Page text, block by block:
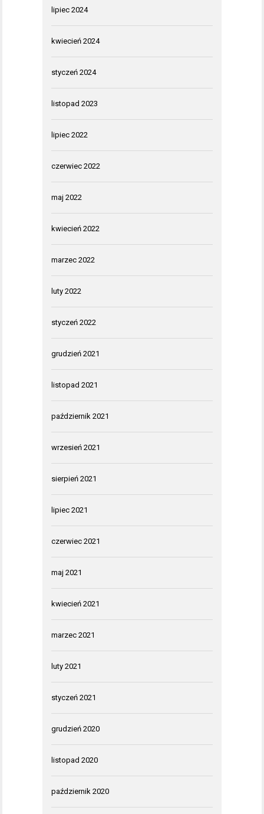
lipiec 2024
kwiecień 2024
styczeń 2024
listopad 2023
lipiec 2022
czerwiec 2022
maj 2022
kwiecień 2022
marzec 2022
luty 2022
styczeń 2022
grudzień 2021
listopad 2021
październik 2021
wrzesień 2021
sierpień 2021
lipiec 2021
czerwiec 2021
maj 2021
kwiecień 2021
marzec 2021
luty 2021
styczeń 2021
grudzień 2020
listopad 2020
październik 2020